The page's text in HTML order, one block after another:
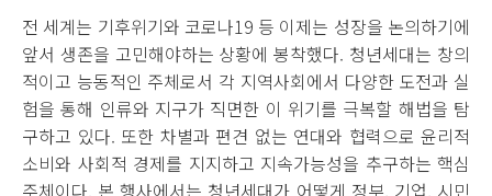
전 세계는 기후위기와 코로나19 등 이제는 성장을 논의하기에
앞서 생존을 고민해야하는 상황에 봉착했다. 청년세대는 창의
적이고 능동적인 주체로서 각 지역사회에서 다양한 도전과 실
험을 통해 인류와 지구가 직면한 이 위기를 극복할 해법을 탐
구하고 있다. 또한 차별과 편견 없는 연대와 협력으로 윤리적
소비와 사회적 경제를 지지하고 지속가능성을 추구하는 핵심
주체이다. 본 행사에서는 청년세대가 어떻게 정부, 기업, 시민